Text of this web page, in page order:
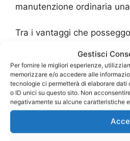
Gestisci
Per fornire le migliori esperienze,
memorizzare e/o accedere alle
tecnologie ci permetterà di elaborare
o ID unici su questo sito. Non
negativamente su alcune caratteristiche
manutenzione ordinaria
Tra i vantaggi che
esistono anche tapparelle
chiunque voglia aumentare
in casa. Negli ultimi anni
evolute e sono diventata
diversi modelli e con
per le richieste più